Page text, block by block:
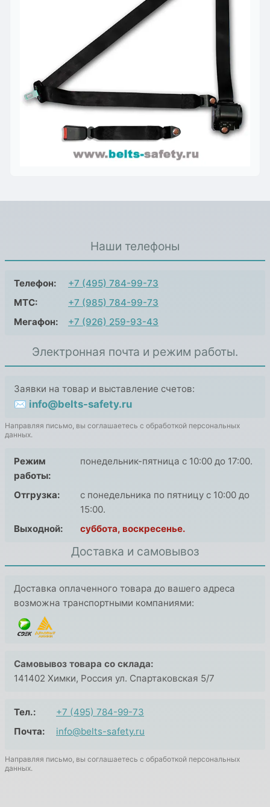
Наши телефоны
Телефон:
+7 (495) 784-99-73
МТС:
+7 (985) 784-99-73
Мегафон:
+7 (926) 259-93-43
Электронная почта и режим работы.
Заявки на товар и выставление счетов:
✉ info@belts-safety.ru
Направляя письмо, вы соглашаетесь с обработкой персональных
данных.
Режим
работы:
понедельник-пятница с 10:00 до 17:00.
Отгрузка:
с понедельника по пятницу с 10:00 до
15:00.
Выходной:
суббота, воскресенье.
Доставка и самовывоз
Доставка оплаченного товара до вашего адреса
возможна транспортными компаниями:
Самовывоз товара со склада:
141402 Химки, Россия ул. Спартаковская 5/7
Тел.:
+7 (495) 784-99-73
Почта:
info@belts-safety.ru
Направляя письмо, вы соглашаетесь с обработкой персональных
данных.